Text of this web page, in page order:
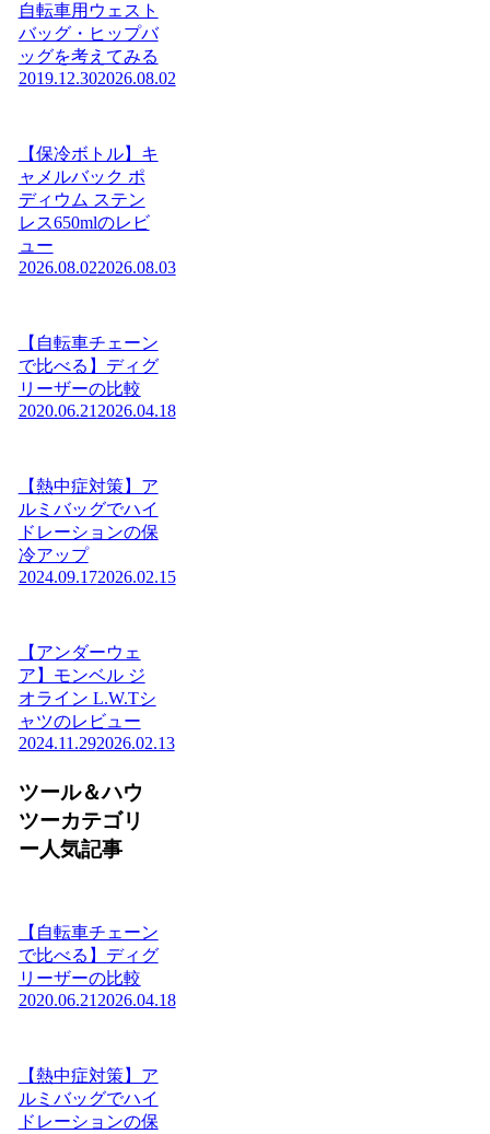
自転車用ウェスト
バッグ・ヒップバ
ッグを考えてみる
2019.12.302026.08.02
【保冷ボトル】キ
ャメルバック ポ
ディウム ステン
レス650mlのレビ
ュー
2026.08.022026.08.03
【自転車チェーン
で比べる】ディグ
リーザーの比較
2020.06.212026.04.18
【熱中症対策】ア
ルミバッグでハイ
ドレーションの保
冷アップ
2024.09.172026.02.15
【アンダーウェ
ア】モンベル ジ
オライン L.W.Tシ
ャツのレビュー
2024.11.292026.02.13
ツール＆ハウ
ツーカテゴリ
ー人気記事
【自転車チェーン
で比べる】ディグ
リーザーの比較
2020.06.21 2026.04.18
【熱中症対策】ア
ルミバッグでハイ
ドレーションの保